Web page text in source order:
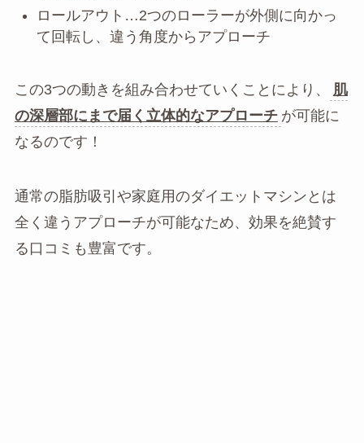
ロールアウト…2つのローラーが外側に向かっ
て回転し、違う角度からアプローチ
この3つの動きを組み合わせていくことにより、
肌
の深層部にまで届く立体的なアプローチ が可能に
なるのです！
通常の脂肪吸引や家庭用のダイエットマシンとは
全く違うアプローチが可能なため、効果を絶賛す
る口コミも豊富です。